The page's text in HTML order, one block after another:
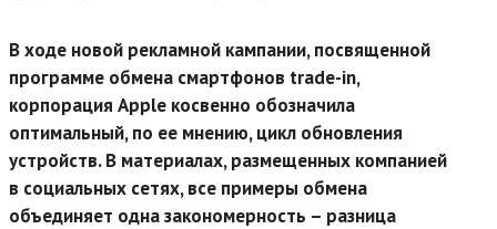
В ходе новой рекламной кампании, посвященной
программе обмена смартфонов trade-in,
корпорация Apple косвенно обозначила
оптимальный, по ее мнению, цикл обновления
устройств. В материалах, размещенных компанией
в социальных сетях, все примеры обмена
объединяет одна закономерность – разница